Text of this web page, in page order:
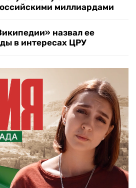
миллиардами
назвал ее
в интересах ЦРУ